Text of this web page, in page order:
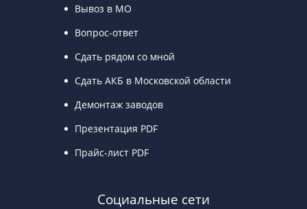
Вывоз в МО
Вопрос-ответ
Сдать рядом со мной
Сдать АКБ в Московской области
Демонтаж заводов
Презентация PDF
Прайс-лист PDF
Социальные сети